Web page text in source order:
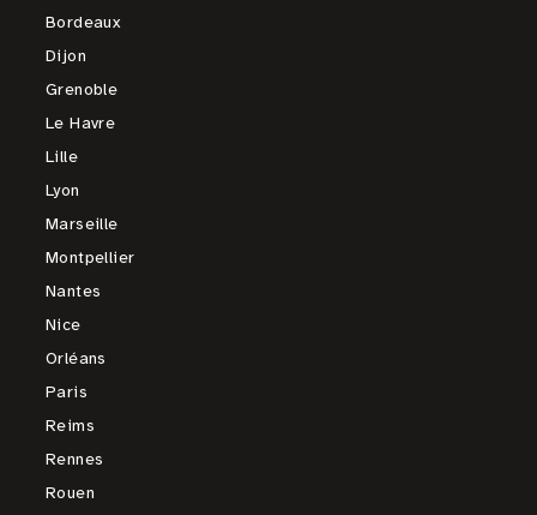
Bordeaux
Dijon
Grenoble
Le Havre
Lille
Lyon
Marseille
Montpellier
Nantes
Nice
Orléans
Paris
Reims
Rennes
Rouen